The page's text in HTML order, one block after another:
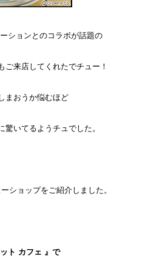
ションとのコラボが話題の
ご来店してくれたでチュー！
まおうか悩むほど
驚いてるようチュでした。
ショップをご紹介しました。
ット カフェ 』で